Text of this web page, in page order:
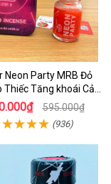
Neon Party MRB Đỏ
Tăng khoái Cảm
Cho Top Bot
595.000₫
(936)